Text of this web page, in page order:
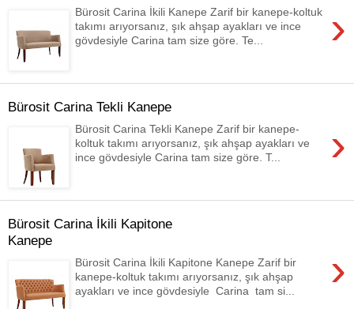
›
Bürosit Carina İkili Kanepe Zarif bir kanepe-koltuk
takımı arıyorsanız, şık ahşap ayakları ve ince
gövdesiyle Carina tam size göre. Te...
Bürosit Carina Tekli Kanepe
›
Bürosit Carina Tekli Kanepe Zarif bir kanepe-
koltuk takımı arıyorsanız, şık ahşap ayakları ve
ince gövdesiyle Carina tam size göre. T...
Bürosit Carina İkili Kapitone
Kanepe
›
Bürosit Carina İkili Kapitone Kanepe Zarif bir
kanepe-koltuk takımı arıyorsanız, şık ahşap
ayakları ve ince gövdesiyle Carina tam si...